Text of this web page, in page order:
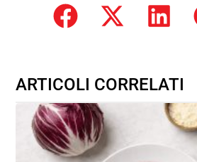
ARTICOLI CORRELATI